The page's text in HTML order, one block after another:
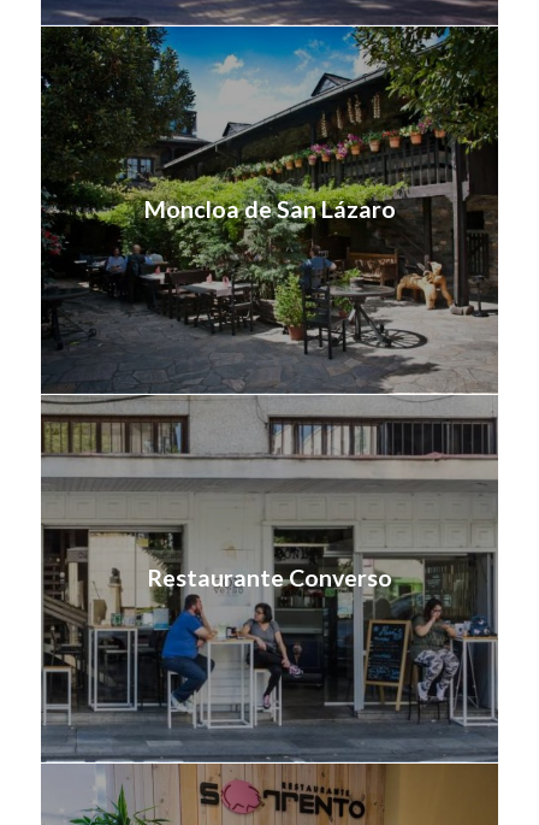
Moncloa de San Lázaro
Restaurante Converso